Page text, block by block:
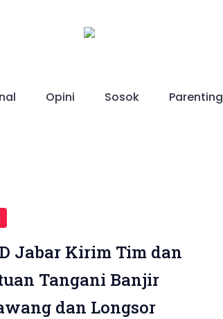
Opini Sosok Parenting
Jabar Kirim Tim dan
Tangani Banjir
dan Longsor